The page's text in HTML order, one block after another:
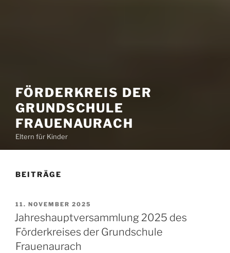
FÖRDERKREIS DER
GRUNDSCHULE
FRAUENAURACH
Eltern für Kinder
BEITRÄGE
VERÖFFENTLICHT
AM
11. NOVEMBER 2025
Jahreshauptversammlung 2025 des
Förderkreises der Grundschule
Frauenaurach